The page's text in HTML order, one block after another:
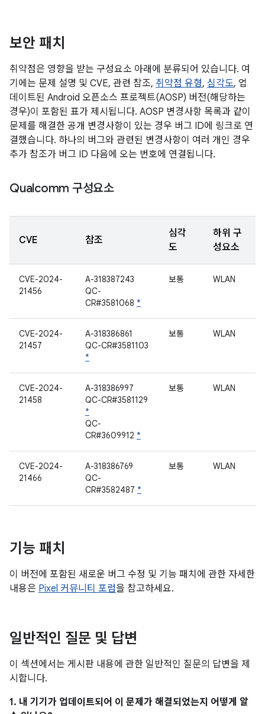
보안 패치
취약점은 영향을 받는 구성요소 아래에 분류되어 있습니다. 여
기에는 문제 설명 및 CVE, 관련 참조, 취약점 유형, 심각도, 업
데이트된 Android 오픈소스 프로젝트(AOSP) 버전(해당하는
경우)이 포함된 표가 제시됩니다. AOSP 변경사항 목록과 같이
문제를 해결한 공개 변경사항이 있는 경우 버그 ID에 링크로 연
결했습니다. 하나의 버그와 관련된 변경사항이 여러 개인 경우
추가 참조가 버그 ID 다음에 오는 번호에 연결됩니다.
Qualcomm 구성요소
CVE 참조
심각
도
하위 구
성요소
CVE-2024-
21456
A-318387243
QC-
CR#3581068 *
보통 WLAN
CVE-2024-
21457
A-318386861
QC-CR#3581103
*
보통 WLAN
CVE-2024-
21458
A-318386997
QC-CR#3581129
*
QC-
CR#3609912 *
보통 WLAN
CVE-2024-
21466
A-318386769
QC-
CR#3582487 *
보통 WLAN
기능 패치
이 버전에 포함된 새로운 버그 수정 및 기능 패치에 관한 자세한
내용은 Pixel 커뮤니티 포럼을 참고하세요.
일반적인 질문 및 답변
이 섹션에서는 게시판 내용에 관한 일반적인 질문의 답변을 제
시합니다.
1. 내 기기가 업데이트되어 이 문제가 해결되었는지 어떻게 알